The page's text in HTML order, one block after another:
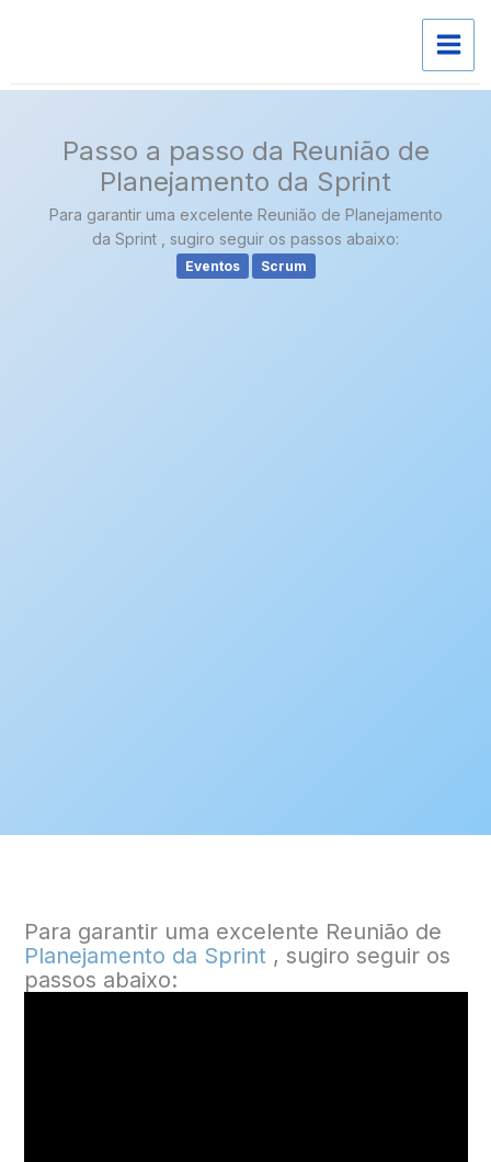
Passo a passo da Reunião de
Planejamento da Sprint
Para garantir uma excelente Reunião de Planejamento
da Sprint , sugiro seguir os passos abaixo:
Eventos Scrum
Para garantir uma excelente Reunião de
Planejamento da Sprint, sugiro seguir os
passos abaixo: